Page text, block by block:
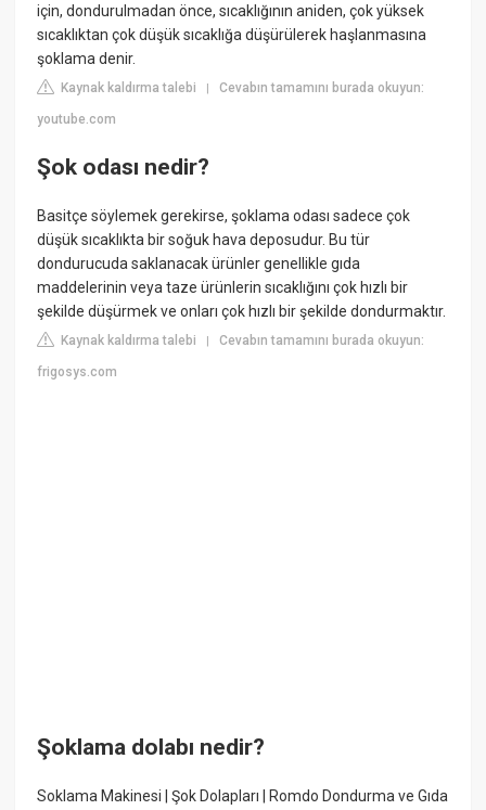
için, dondurulmadan önce, sıcaklığının aniden, çok yüksek
sıcaklıktan çok düşük sıcaklığa düşürülerek haşlanmasına
şoklama denir.
Kaynak kaldırma talebi |Cevabın tamamını burada okuyun:
youtube.com
Şok odası nedir?
Basitçe söylemek gerekirse, şoklama odası sadece çok
düşük sıcaklıkta bir soğuk hava deposudur. Bu tür
dondurucuda saklanacak ürünler genellikle gıda
maddelerinin veya taze ürünlerin sıcaklığını çok hızlı bir
şekilde düşürmek ve onları çok hızlı bir şekilde dondurmaktır.
Kaynak kaldırma talebi |Cevabın tamamını burada okuyun:
frigosys.com
Şoklama dolabı nedir?
Soklama Makinesi | Şok Dolapları | Romdo Dondurma ve Gıda